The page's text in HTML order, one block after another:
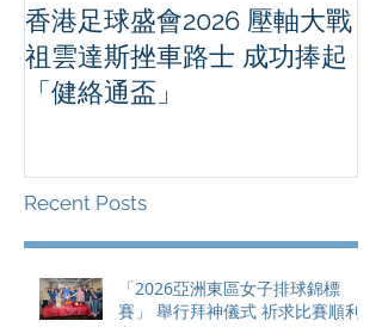
香港足球盛會2026 壓軸大戰
祖雲達斯挫車路士 成功捧起
「健絡通盃」
Recent Posts
「2026亞洲東區女子排球錦標
賽」 舉行拜神儀式 祈求比賽順利